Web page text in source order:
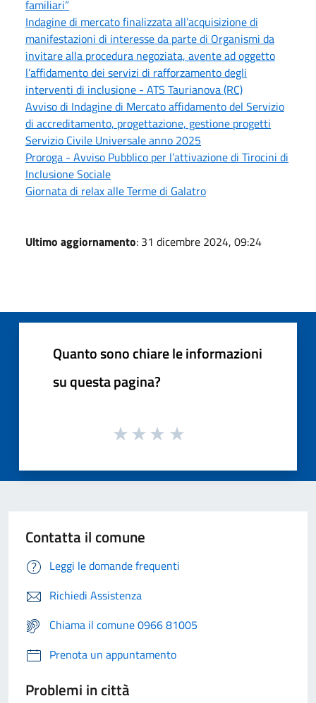
familiari”
Indagine di mercato finalizzata all’acquisizione di
manifestazioni di interesse da parte di Organismi da
invitare alla procedura negoziata, avente ad oggetto
l’affidamento dei servizi di rafforzamento degli
interventi di inclusione - ATS Taurianova (RC)
Avviso di Indagine di Mercato affidamento del Servizio
di accreditamento, progettazione, gestione progetti
Servizio Civile Universale anno 2025
Proroga - Avviso Pubblico per l’attivazione di Tirocini di
Inclusione Sociale
Giornata di relax alle Terme di Galatro
Ultimo aggiornamento: 31 dicembre 2024, 09:24
Quanto sono chiare le informazioni
su questa pagina?
Contatta il comune
Leggi le domande frequenti
Richiedi Assistenza
Chiama il comune 0966 81005
Prenota un appuntamento
Problemi in città